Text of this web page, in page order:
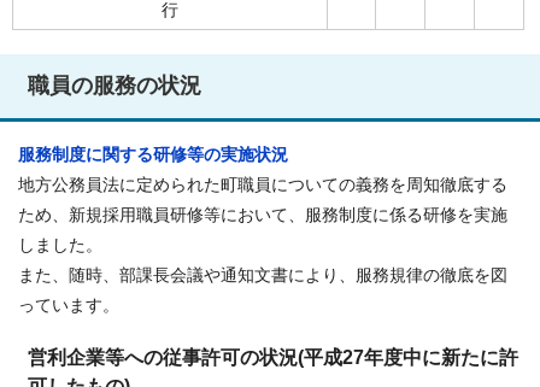
行
職員の服務の状況
服務制度に関する研修等の実施状況
地方公務員法に定められた町職員についての義務を周知徹底する
ため、新規採用職員研修等において、服務制度に係る研修を実施
しました。
また、随時、部課長会議や通知文書により、服務規律の徹底を図
っています。
営利企業等への従事許可の状況(平成27年度中に新たに許